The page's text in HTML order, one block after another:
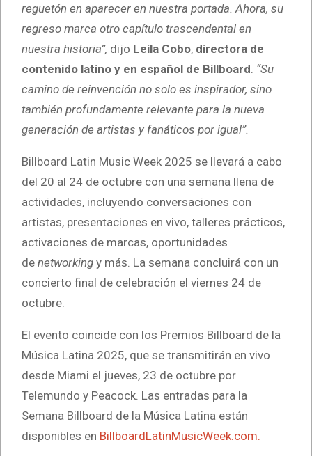
reguetón en aparecer en nuestra portada. Ahora, su
regreso marca otro capítulo trascendental en
nuestra historia”, dijo Leila Cobo, directora de
contenido latino y en español de Billboard “Su
camino de reinvención no solo es inspirador, sino
también profundamente relevante para la nueva
generación de artistas y fanáticos por igual”.
Billboard Latin Music Week 2025 se llevará a cabo
del 20 al 24 de octubre con una semana llena de
actividades, incluyendo conversaciones con
artistas, presentaciones en vivo, talleres prácticos,
activaciones de marcas, oportunidades
de networking y más. La semana concluirá con un
concierto final de celebración el viernes 24 de
octubre.
El evento coincide con los Premios Billboard de la
Música Latina 2025, que se transmitirán en vivo
desde Miami el jueves, 23 de octubre por
Telemundo y Peacock. Las entradas para la
Semana Billboard de la Música Latina están
disponibles en BillboardLatinMusicWeek.com.